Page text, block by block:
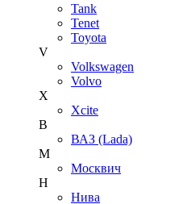
Tank
Tenet
Toyota
V
Volkswagen
Volvo
X
Xcite
В
ВАЗ (Lada)
М
Москвич
Н
Нива